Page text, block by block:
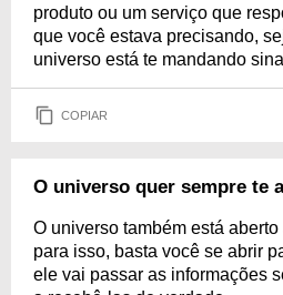
produto ou um serviço que
que você estava precisando,
universo está te mandando
COPIAR
O universo quer sempre te
O universo também está
para isso, basta você se abrir
ele vai passar as informações